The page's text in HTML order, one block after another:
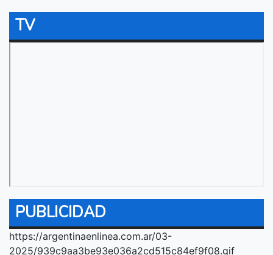
TV
PUBLICIDAD
https://argentinaenlinea.com.ar/03-
2025/939c9aa3be93e036a2cd515c84ef9f08.gif